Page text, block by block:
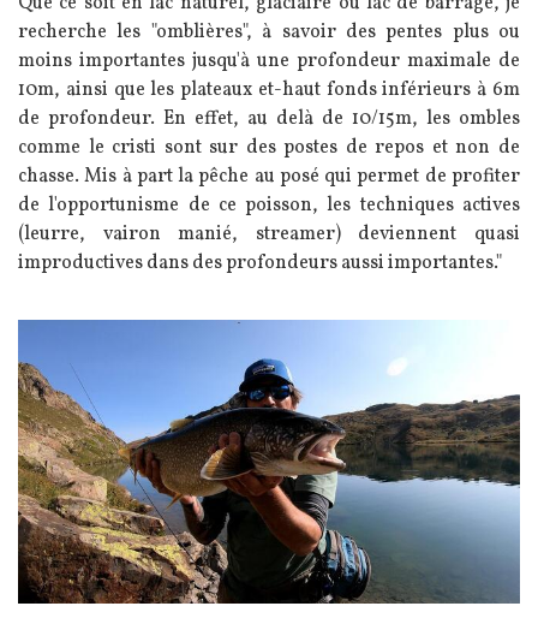
recherche les "omblières", à savoir des pentes plus ou
moins importantes jusqu'à une profondeur maximale de
10m, ainsi que les plateaux et-haut fonds inférieurs à 6m
de profondeur. En effet, au delà de 10/15m, les ombles
comme le cristi sont sur des postes de repos et non de
chasse. Mis à part la pêche au posé qui permet de profiter
de l'opportunisme de ce poisson, les techniques actives
(leurre, vairon manié, streamer) deviennent quasi
improductives dans des profondeurs aussi importantes."